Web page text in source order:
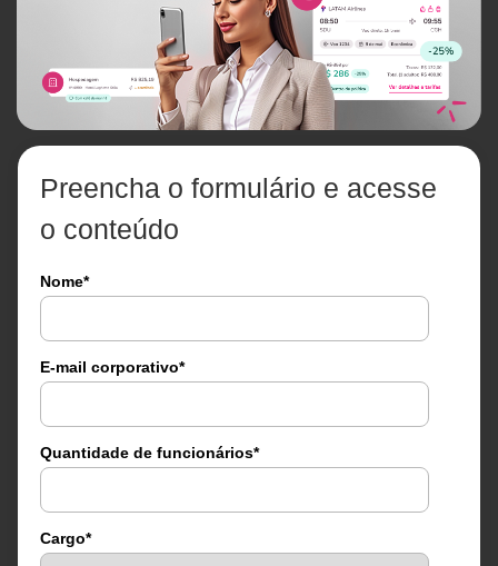
Preencha o formulário e acesse
o conteúdo
Nome*
E-mail corporativo*
Quantidade de funcionários*
Cargo*